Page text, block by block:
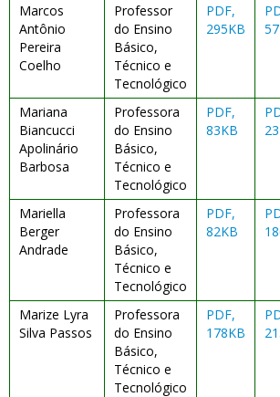
Marcos
Antônio
Pereira
Coelho
Professor
do Ensino
Básico,
Técnico e
Tecnológico
PDF,
295KB
Mariana
Biancucci
Apolinário
Barbosa
Professora
do Ensino
Básico,
Técnico e
Tecnológico
PDF,
83KB
Mariella
Berger
Andrade
Professora
do Ensino
Básico,
Técnico e
Tecnológico
PDF,
82KB
Marize Lyra
Silva Passos
Professora
do Ensino
Básico,
Técnico e
Tecnológico
PDF,
178KB